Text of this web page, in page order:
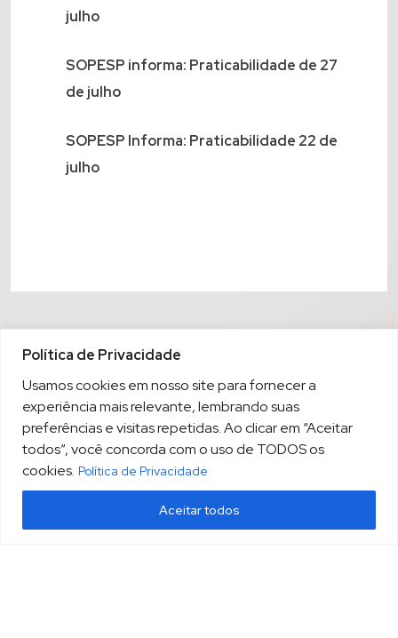
Política de Privacidade
Usamos cookies em nosso site para fornecer a
experiência mais relevante, lembrando suas
preferências e visitas repetidas. Ao clicar em “Aceitar
todos”, você concorda com o uso de TODOS os
cookies. Política de Privacidade
Aceitar todos
julho
SOPESP informa: Praticabilidade de 27
de julho
SOPESP Informa: Praticabilidade 22 de
julho